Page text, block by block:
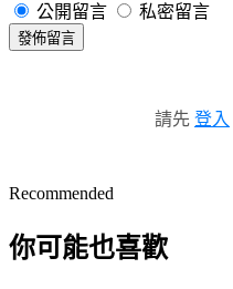
公開留言 私密留言
發佈留言
請先 登入
Recommended
你可能也喜歡